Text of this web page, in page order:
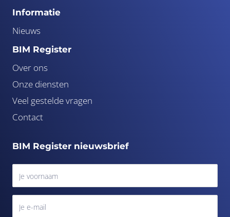
Informatie
Nieuws
BIM Register
Over ons
Onze diensten
Veel gestelde vragen
Contact
BIM Register nieuwsbrief